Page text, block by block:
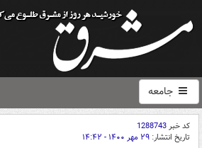
جامعه
کد خبر1288743
تاریخ انتشار: ۲۹ مهر ۱۴۰۰ - ۱۴:۴۲